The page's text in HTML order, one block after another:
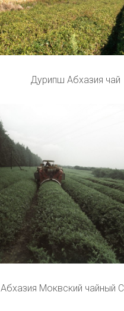
Дурипш Абхазия чай
Абхазия Моквский чайный